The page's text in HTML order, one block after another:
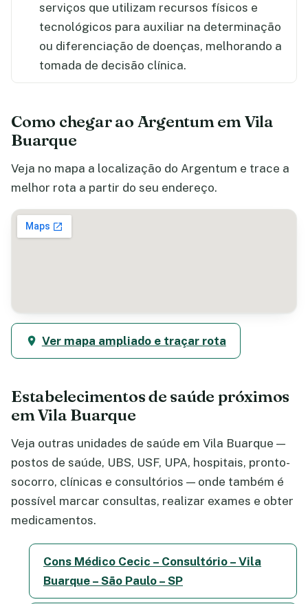
serviços que utilizam recursos físicos e
tecnológicos para auxiliar na determinação
ou diferenciação de doenças, melhorando a
tomada de decisão clínica.
Como chegar ao Argentum em Vila
Buarque
Veja no mapa a localização do Argentum e trace a
melhor rota a partir do seu endereço.
Ver mapa ampliado e traçar rota
Estabelecimentos de saúde próximos
em Vila Buarque
Veja outras unidades de saúde em Vila Buarque —
postos de saúde, UBS, USF, UPA, hospitais, pronto-
socorro, clínicas e consultórios — onde também é
possível marcar consultas, realizar exames e obter
medicamentos.
Cons Médico Cecic – Consultório – Vila
Buarque – São Paulo – SP